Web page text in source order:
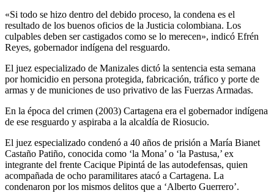
«Si todo se hizo dentro del debido proceso, la condena es el
resultado de los buenos oficios de la Justicia colombiana. Los
culpables deben ser castigados como se lo merecen», indicó Efrén
Reyes, gobernador indígena del resguardo.
El juez especializado de Manizales dictó la sentencia esta semana
por homicidio en persona protegida, fabricación, tráfico y porte de
armas y de municiones de uso privativo de las Fuerzas Armadas.
En la época del crimen (2003) Cartagena era el gobernador indígena
de ese resguardo y aspiraba a la alcaldía de Riosucio.
El juez especializado condenó a 40 años de prisión a María Bianet
Castaño Patiño, conocida como ‘la Mona’ o ‘la Pastusa,’ ex
integrante del frente Cacique Pipintá de las autodefensas, quien
acompañada de ocho paramilitares atacó a Cartagena. La
condenaron por los mismos delitos que a ‘Alberto Guerrero’.